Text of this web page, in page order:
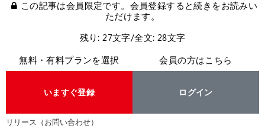
この記事は会員限定です。会員登録すると続きをお読みい
ただけます。
残り: 27文字/全文: 28文字
無料・有料プランを選択
いますぐ登録
会員の方はこちら
ログイン
リリース（お問い合わせ）